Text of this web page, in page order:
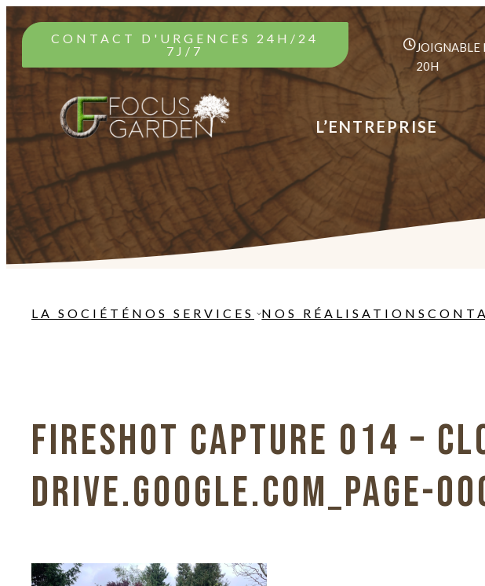
CONTACT D'URGENCES 24H/24
7J/7
JOIGNABLE
20H
L’ENTREPRISE
LA SOCIÉTÉ NOS SERVICES NOS RÉALISATIONS
FIRESHOT CAPTURE 014 –
DRIVE.GOOGLE.COM_PAGE-